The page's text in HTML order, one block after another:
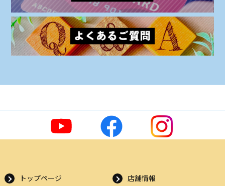
トップページ
店舗情報